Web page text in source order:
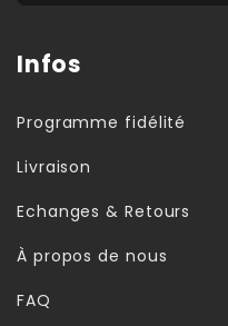
Infos
Programme fidélité
Livraison
Echanges & Retours
À propos de nous
FAQ